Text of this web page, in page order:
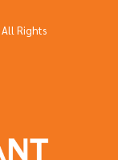
All Rights